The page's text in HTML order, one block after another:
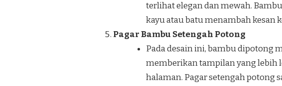
terlihat elegan dan mewah.
kayu atau batu menambah kesan
Pagar Bambu Setengah Potong
Pada desain ini, bambu dipotong
memberikan tampilan yang lebih
halaman. Pagar setengah potong